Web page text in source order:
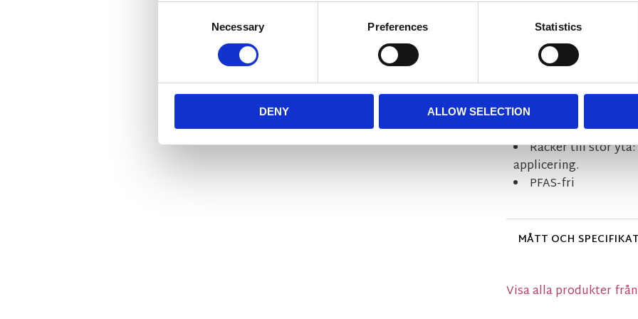
Necessary Preferences Statistics
DENY ALLOW SELECTION
Effektivt skydd
fukt och fläckar
Unik rak
avgränsning av
Mångsidig
parasoller.
Räcker till stor yta:
applicering.
PFAS-fri
MÅTT OCH
Visa alla produkter